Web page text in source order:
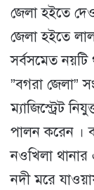
জেলা হইতে
জেলা হইতে
সর্বসমেত নয়টি
”বগরা জেলা”
ম্যাজিস্ট্রেট
পালন করেন ।
নওখিলা
নদী মরে